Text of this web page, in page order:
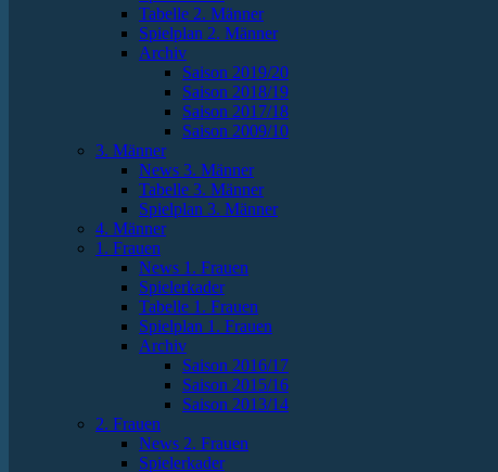
Tabelle 2. Männer
Spielplan 2. Männer
Archiv
Saison 2019/20
Saison 2018/19
Saison 2017/18
Saison 2009/10
3. Männer
News 3. Männer
Tabelle 3. Männer
Spielplan 3. Männer
4. Männer
1. Frauen
News 1. Frauen
Spielerkader
Tabelle 1. Frauen
Spielplan 1. Frauen
Archiv
Saison 2016/17
Saison 2015/16
Saison 2013/14
2. Frauen
News 2. Frauen
Spielerkader